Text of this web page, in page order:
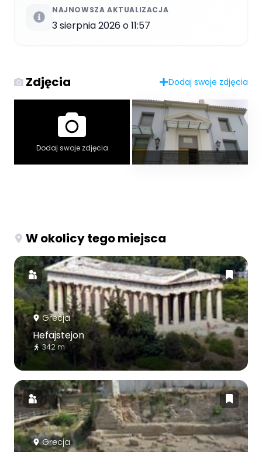
NAJNOWSZA AKTUALIZACJA
3 sierpnia 2026 o 11:57
Zdjęcia Dodaj swoje zdjęcia
Dodaj swoje zdjęcia
W okolicy tego miejsca
Grecja
Hefajstejon
342 m
Grecja